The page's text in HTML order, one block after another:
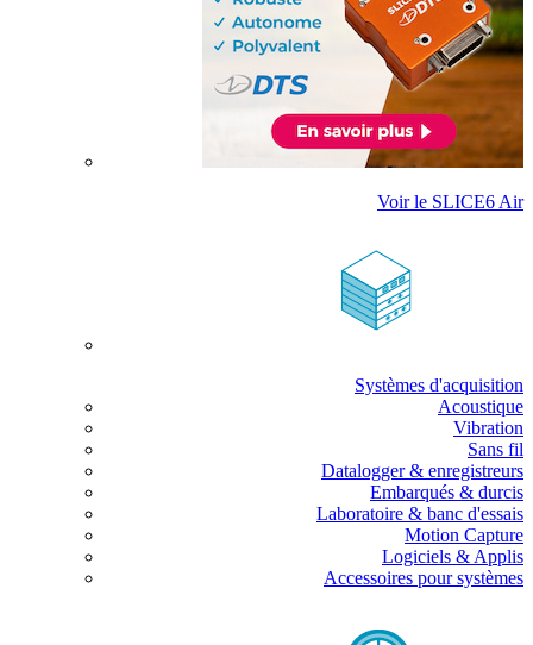
Voir le SLICE6 Air
Systèmes d'acquisition
Acoustique
Vibration
Sans fil
Datalogger & enregistreurs
Embarqués & durcis
Laboratoire & banc d'essais
Motion Capture
Logiciels & Applis
Accessoires pour systèmes